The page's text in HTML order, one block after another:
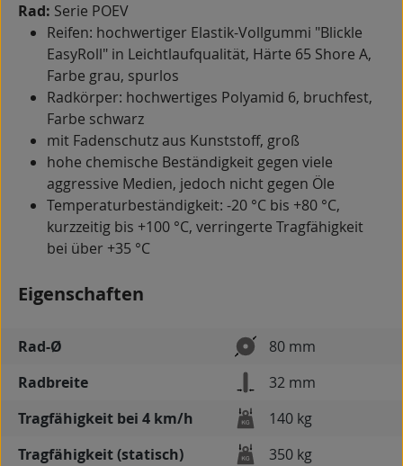
Rad: Serie POEV
Reifen: hochwertiger Elastik-Vollgummi "Blickle
EasyRoll" in Leichtlaufqualität, Härte 65 Shore A,
Farbe grau, spurlos
Radkörper: hochwertiges Polyamid 6, bruchfest,
Farbe schwarz
mit Fadenschutz aus Kunststoff, groß
hohe chemische Beständigkeit gegen viele
aggressive Medien, jedoch nicht gegen Öle
Temperaturbeständigkeit: -20 °C bis +80 °C,
kurzzeitig bis +100 °C, verringerte Tragfähigkeit
bei über +35 °C
Eigenschaften
Rad-Ø
80 mm
Radbreite
32 mm
Tragfähigkeit bei 4 km/h
140 kg
Tragfähigkeit (statisch)
350 kg